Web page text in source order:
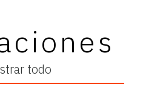
todo